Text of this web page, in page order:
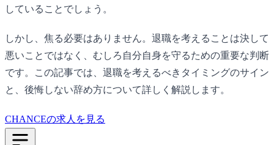
していることでしょう。
しかし、焦る必要はありません。退職を考えることは決して
悪いことではなく、むしろ自分自身を守るための重要な判断
です。この記事では、退職を考えるべきタイミングのサイン
と、後悔しない辞め方について詳しく解説します。
CHANCEの求人を見る